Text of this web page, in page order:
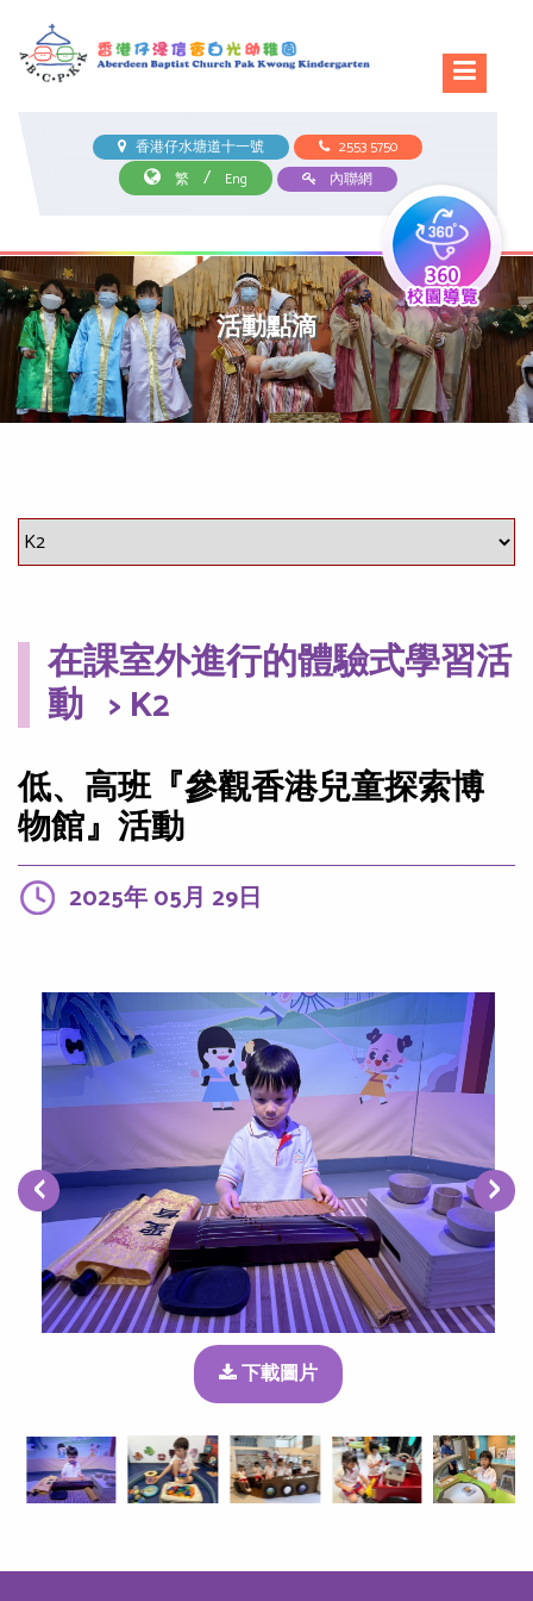
香港仔水塘道十一號
2553 5750
繁
/ Eng 內聯網
活動點滴
在課室外進行的體驗式學習活
動 > K2
低、高班『參觀香港兒童探索博
物館』活動
2025年 05月 29日
下載圖片
‹ ›